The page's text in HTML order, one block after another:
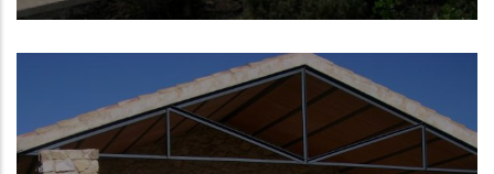
Benissa (Alicante)